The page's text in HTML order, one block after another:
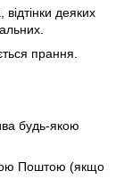
деяких
прання.
будь-якою
Поштою (якщо